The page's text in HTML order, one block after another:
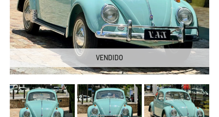
VENDIDO